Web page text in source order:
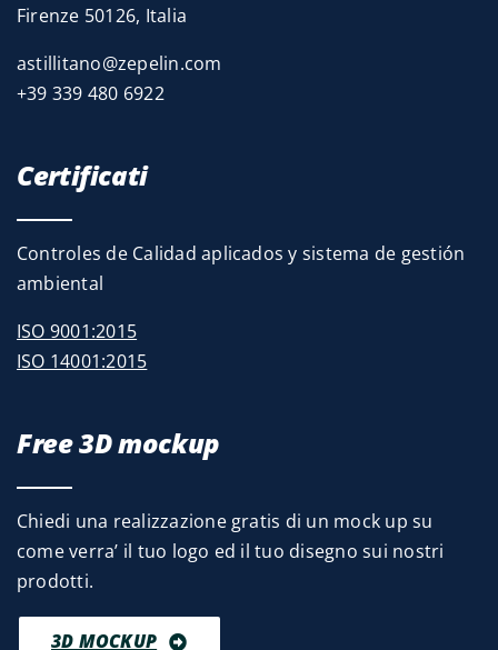
Firenze 50126, Italia
astillitano@zepelin.com
+39 339 480 6922
Certificati
Controles de Calidad aplicados y sistema de gestión
ambiental
ISO 9001:2015
ISO 14001:2015
Free 3D mockup
Chiedi una realizzazione gratis di un mock up su
come verra’ il tuo logo ed il tuo disegno sui nostri
prodotti.
3D MOCKUP